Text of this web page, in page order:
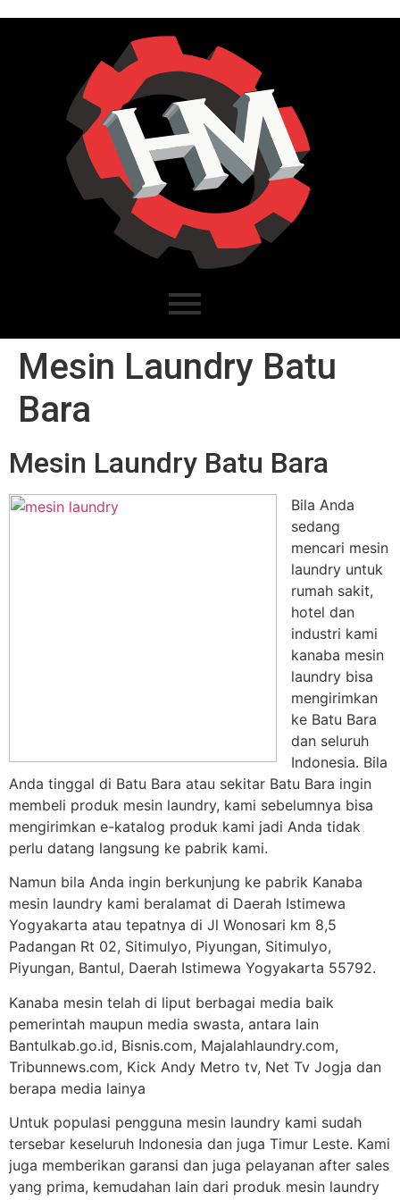
Mesin Laundry Batu
Bara
Mesin Laundry Batu Bara
Bila Anda
sedang
mencari mesin
laundry untuk
rumah sakit,
hotel dan
industri kami
kanaba mesin
laundry bisa
mengirimkan
ke Batu Bara
dan seluruh
Indonesia. Bila
Anda tinggal di Batu Bara atau sekitar Batu Bara ingin
membeli produk mesin laundry, kami sebelumnya bisa
mengirimkan e-katalog produk kami jadi Anda tidak
perlu datang langsung ke pabrik kami.
Namun bila Anda ingin berkunjung ke pabrik Kanaba
mesin laundry kami beralamat di Daerah Istimewa
Yogyakarta atau tepatnya di Jl Wonosari km 8,5
Padangan Rt 02, Sitimulyo, Piyungan, Sitimulyo,
Piyungan, Bantul, Daerah Istimewa Yogyakarta 55792.
Kanaba mesin telah di liput berbagai media baik
pemerintah maupun media swasta, antara lain
Bantulkab.go.id, Bisnis.com, Majalahlaundry.com,
Tribunnews.com, Kick Andy Metro tv, Net Tv Jogja dan
berapa media lainya
Untuk populasi pengguna mesin laundry kami sudah
tersebar keseluruh Indonesia dan juga Timur Leste. Kami
juga memberikan garansi dan juga pelayanan after sales
yang prima, kemudahan lain dari produk mesin laundry